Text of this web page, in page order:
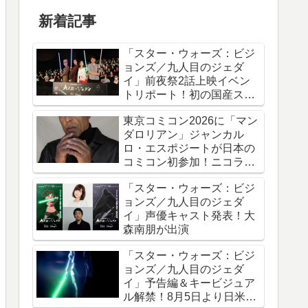
新着記事
「スター・ウォーズ：ビジ
ョンズ／九人目のジェダ
イ」前夜祭2話上映イベン
トリポート！初の国産スタ
ー・ウォーズアニメシリー
ズ
東京コミコン2026に「マン
ダロリアン」ジャンカル
ロ・エスポジートが日本の
コミコン初参加！ニコラ
ス・ケイジと共に来日
「スター・ウォーズ：ビジ
ョンズ／九人目のジェダ
イ」声優キャスト発表！大
森南朋が出演
「スター・ウォーズ：ビジ
ョンズ／九人目のジェダ
イ」予告編＆キービジュア
ル解禁！8月5日より日米同